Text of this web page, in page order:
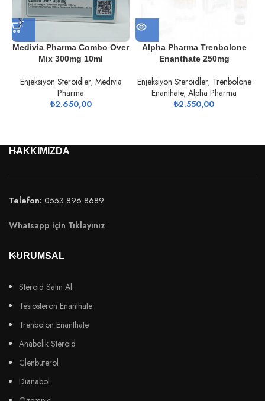
Medivia Pharma Combo Over
Mix 300mg 10ml
Enjeksiyon Steroidler, Medivia
Pharma
₺2.650,00
Alpha Pharma Trenbolone
Enanthate 250mg
Enjeksiyon Steroidler, Trenbolone
Enanthate,Alpha Pharma
₺2.550,00
HAKKIMIZDA
Telefon: 0553 896 8689
Whatsapp için Tıklayınız
KURUMSAL
Steroid Satın Al
Testosteron Enanthate
Trenbolon Enanthate
Anabolik Steroid
Clenbuterol
Dianabol